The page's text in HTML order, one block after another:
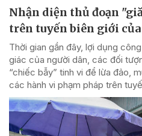
Nhận diện thủ đoạn
trên tuyến biên giới
Thời gian gần đây, lợi dụng
giác của người dân, các đối
“chiếc bẫy” tinh vi để lừa đảo,
các hành vi phạm pháp trên